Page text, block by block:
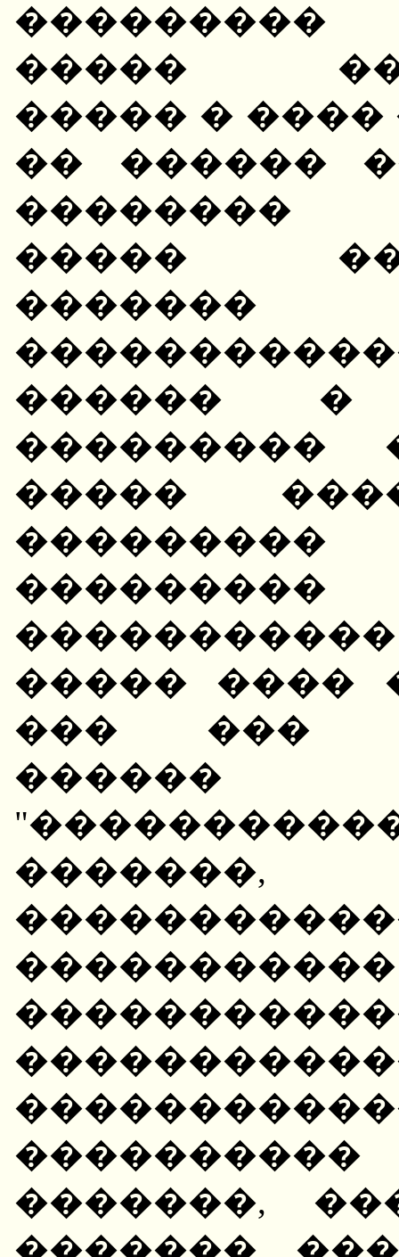
�����
����� �
�� ������
��������
�����
������ �
���������
�����
���������
���������
����� ����
��� ���
������
�����������
�������,
�������